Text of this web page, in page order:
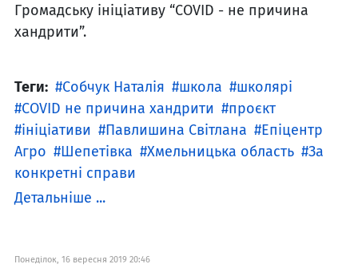
Громадську ініціативу “COVID - не причина
хандрити”.
Теги: Собчук Наталія школа
школярі
COVID не причина хандрити
проєкт
ініціативи
Павлишина Світлана
Епіцентр
Агро
Шепетівка Хмельницька область
За
конкретні справи
Детальніше ...
Понеділок, 16 вересня 2019 20:46